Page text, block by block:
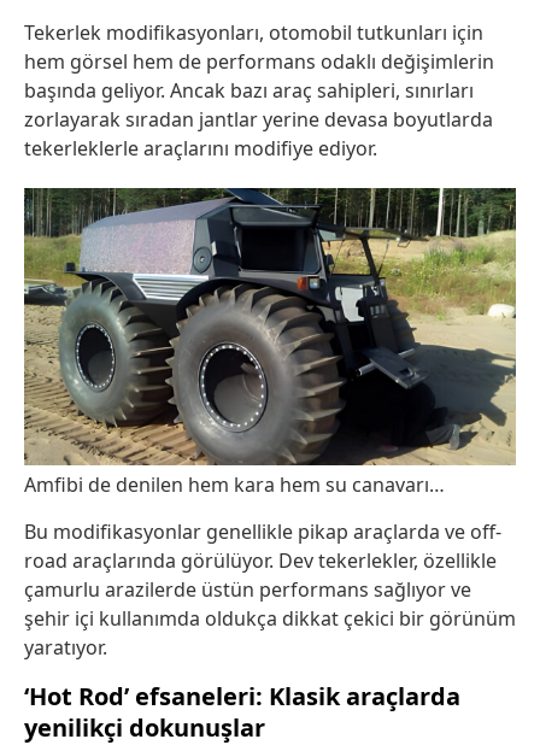
Tekerlek modifikasyonları, otomobil tutkunları için
hem görsel hem de performans odaklı değişimlerin
başında geliyor. Ancak bazı araç sahipleri, sınırları
zorlayarak sıradan jantlar yerine devasa boyutlarda
tekerleklerle araçlarını modifiye ediyor.
Amfibi de denilen hem kara hem su canavarı…
Bu modifikasyonlar genellikle pikap araçlarda ve off-
road araçlarında görülüyor. Dev tekerlekler, özellikle
çamurlu arazilerde üstün performans sağlıyor ve
şehir içi kullanımda oldukça dikkat çekici bir görünüm
yaratıyor.
‘Hot Rod’ efsaneleri: Klasik araçlarda
yenilikçi dokunuşlar